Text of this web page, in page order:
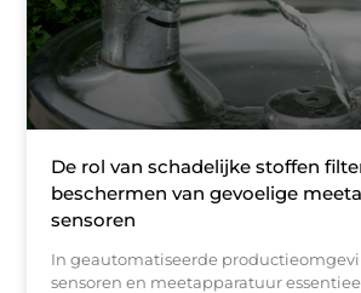
De rol van schadelijke stoffen
beschermen van gevoelige
sensoren
In geautomatiseerde
sensoren en meetapparatuur